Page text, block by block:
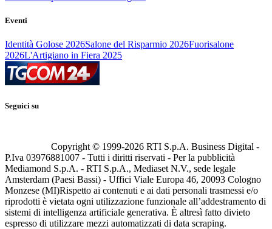
Eventi
Identità Golose 2026Salone del Risparmio 2026Fuorisalone
2026L'Artigiano in Fiera 2025
Seguici su
Copyright © 1999-2026 RTI S.p.A. Business Digital -
P.Iva 03976881007 - Tutti i diritti riservati - Per la pubblicità
Mediamond S.p.A. - RTI S.p.A., Mediaset N.V., sede legale
Amsterdam (Paesi Bassi) - Uffici Viale Europa 46, 20093 Cologno
Monzese (MI)Rispetto ai contenuti e ai dati personali trasmessi e/o
riprodotti è vietata ogni utilizzazione funzionale all’addestramento di
sistemi di intelligenza artificiale generativa. È altresì fatto divieto
espresso di utilizzare mezzi automatizzati di data scraping.